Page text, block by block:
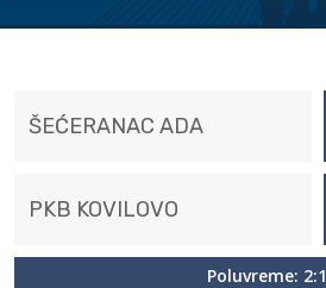
ŠEĆERANAC ADA
PKB KOVILOVO
Poluvreme: 2:1